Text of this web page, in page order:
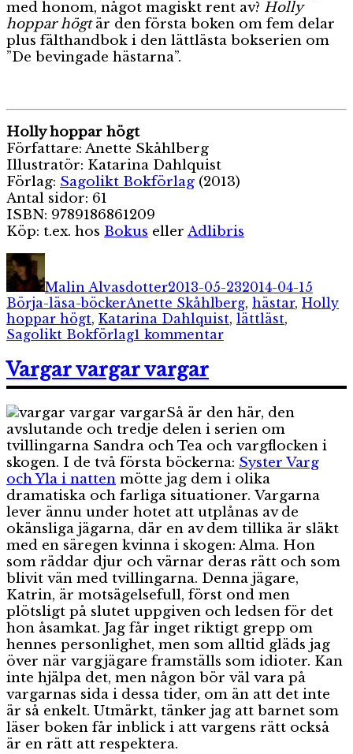
med honom, något magiskt rent av? Holly
hoppar högtär den första boken om fem delar
plus fälthandbok i den lättlästa bokserien om
”De bevingade hästarna”.
Holly hoppar högt
Författare: Anette Skåhlberg
Illustratör: Katarina Dahlquist
Förlag: Sagolikt Bokförlag (2013)
Antal sidor: 61
ISBN: 9789186861209
Köp: t.ex. hos Bokus eller Adlibris
Författare
Malin Alvasdotter2013-05-232014-04-15
Börja-läsa-böckerEtiketter
Anette Skåhlberg, hästar, Holly
hoppar högt, Katarina Dahlquist, lättläst,
Sagolikt Bokförlag1 kommentartill
Vargar vargar vargar
Så är den här, den
avslutande och tredje delen i serien om
tvillingarna Sandra och Tea och vargflocken i
skogen. I de två första böckerna: Syster Varg
och Yla i natten mötte jag dem i olika
dramatiska och farliga situationer. Vargarna
lever ännu under hotet att utplånas av de
okänsliga jägarna, där en av dem tillika är släkt
med en säregen kvinna i skogen: Alma. Hon
som räddar djur och värnar deras rätt och som
blivit vän med tvillingarna. Denna jägare,
Katrin, är motsägelsefull, först ond men
plötsligt på slutet uppgiven och ledsen för det
hon åsamkat. Jag får inget riktigt grepp om
hennes personlighet, men som alltid gläds jag
över när vargjägare framställs som idioter. Kan
inte hjälpa det, men någon bör väl vara på
vargarnas sida i dessa tider, om än att det inte
är så enkelt. Utmärkt, tänker jag att barnet som
läser boken får inblick i att vargens rätt också
är en rätt att respektera.